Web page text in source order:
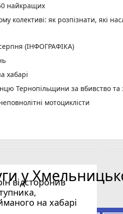
найкращих
колективі: як розпізнати, які
(ІНФОГРАФІКА)
хабарі
Тернопільщини за вбивство та
мотоциклісти
дичину: наказ ОВА
попрощалися з Василем
із захисником
Фалюша внесли заставу
та коледжів Хмельниччини
відсторонив
на хабарі
у